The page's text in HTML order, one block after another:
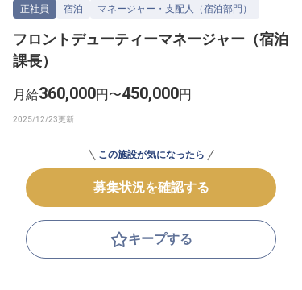
正社員 宿泊 マネージャー・支配人（宿泊部門）
フロントデューティーマネージャー（宿泊
課長）
月給360,000円〜450,000円
この施設が気になったら
募集状況を確認する
キープする